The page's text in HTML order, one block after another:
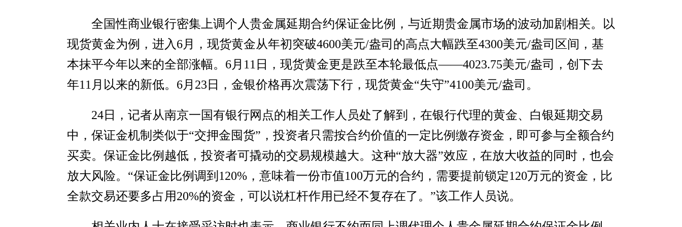
全国性商业银行密集上调个人贵金属延期合约保证金比例，与近期贵金属市场的波动加剧相关。以
现货黄金为例，进入6月，现货黄金从年初突破4600美元/盎司的高点大幅跌至4300美元/盎司区间，基
本抹平今年以来的全部涨幅。6月11日，现货黄金更是跌至本轮最低点——4023.75美元/盎司，创下去
年11月以来的新低。6月23日，金银价格再次震荡下行，现货黄金“失守”4100美元/盎司。
24日，记者从南京一国有银行网点的相关工作人员处了解到，在银行代理的黄金、白银延期交易
中，保证金机制类似于“交押金囤货”，投资者只需按合约价值的一定比例缴存资金，即可参与全额合约
买卖。保证金比例越低，投资者可撬动的交易规模越大。这种“放大器”效应，在放大收益的同时，也会
放大风险。“保证金比例调到120%，意味着一份市值100万元的合约，需要提前锁定120万元的资金，比
全款交易还要多占用20%的资金，可以说杠杆作用已经不复存在了。”该工作人员说。